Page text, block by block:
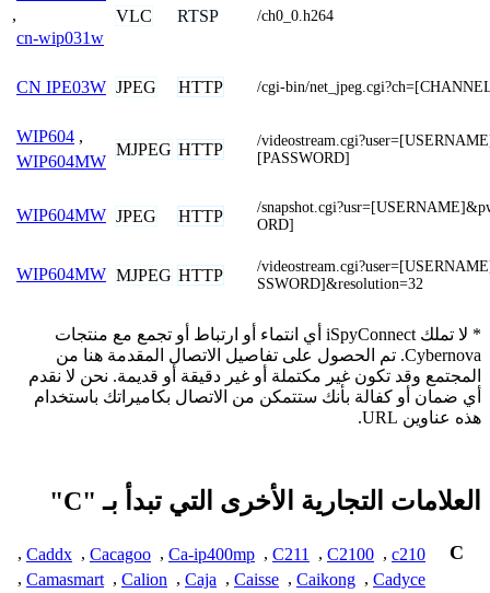
,
cn-wip031w
VLC RTSP /ch0_0.h264
CN IPE03W JPEG HTTP /cgi-bin/
WIP604 ,
WIP604MW
MJPEG HTTP
/
[PASSWORD]
WIP604MW JPEG HTTP
/
ORD]
WIP604MW MJPEG HTTP
/
SSWORD]&resolution=32
* لا تملك iSpyConnect أي انتماء أو ارتباط أو تجمع مع منتجات
Cybernova. تم الحصول على تفاصيل الاتصال المقدمة هنا من
المجتمع وقد تكون غير مكتملة أو غير دقيقة أو قديمة. نحن لا نقدم
أي ضمان أو كفالة بأنك ستتمكن من الاتصال بكاميراتك باستخدام
هذه عناوين URL.
العلامات التجارية الأخرى التي تبدأ بـ "C"
C
c210
,
C2100
,
C211
,
Ca-ip400mp
,
Cacagoo
,
Caddx
,
Cadyce
,
Caikong
,
Caisse
,
Caja
,
Calion
,
Camasmart
,